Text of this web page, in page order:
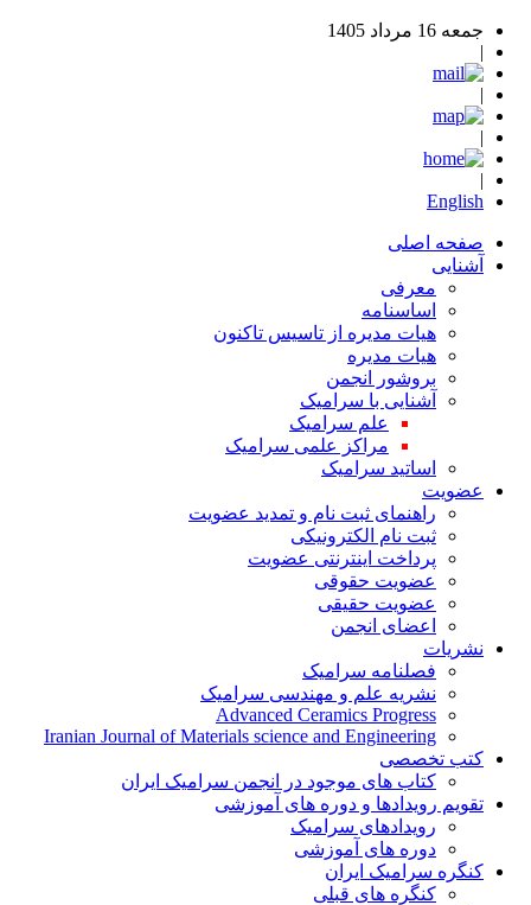
جمعه 16 مرداد 1405
English
صفحه اصلی
آشنایی
معرفی
اساسنامه
هیات مدیره از تاسیس تاکنون
هیات مدیره
بروشور انجمن
آشنایی با سرامیک
علم سرامیک
مراکز علمی سرامیک
اساتید سرامیک
عضویت
راهنمای ثبت نام و تمدید عضویت
ثبت نام الکترونیکی
پرداخت اینترنتی عضویت
عضویت حقوقی
عضویت حقیقی
اعضای انجمن
نشریات
فصلنامه سرامیک
نشریه علم و مهندسی سرامیک
Advanced Ceramics Progress
Iranian Journal of Materials science and Engineering
کتب تخصصی
کتاب های موجود در انجمن سرامیک ایران
تقویم رویدادها و دوره های آموزشی
رویدادهای سرامیک
دوره های آموزشی
کنگره سرامیک ایران
کنگره های قبلی